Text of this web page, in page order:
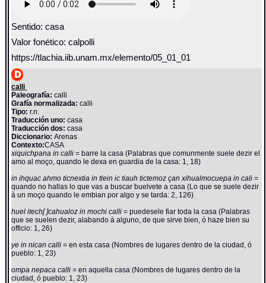
Sentido: casa
Valor fonético: calpolli
https://tlachia.iib.unam.mx/elemento/05_01_01
calli
Paleografía: calli
Grafía normalizada: calli
Tipo: r.n.
Traducción uno: casa
Traducción dos: casa
Diccionario:Arenas
Contexto:CASA
xiquichpana in calli= barre la casa (Palabras que comunmente suele dezir el
amo al moço, quando le dexa en guardia de la casa: 1, 18)
in ihquac ahmo ticnextia in tlein ic tiauh tictemoz çan xihualmocuepa in cali=
quando no hallas lo que vas a buscar buelvete a casa (Lo que se suele dezir
à un moço quando le embian por algo y se tarda: 2, 126)
huel itech[ ]cahualoz in mochi calli= puedesele fiar toda la casa (Palabras
que se suelen dezir, alabando à alguno, de que sirve bien, ó haze bien su
officio: 1, 26)
ye in nican calli= en esta casa (Nombres de lugares dentro de la ciudad, ó
pueblo: 1, 23)
ompa nepaca calli= en aquella casa (Nombres de lugares dentro de la
ciudad, ó pueblo: 1, 23)